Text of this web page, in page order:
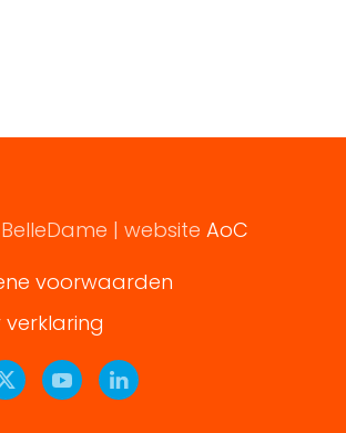
| website AoC
voorwaarden
verklaring